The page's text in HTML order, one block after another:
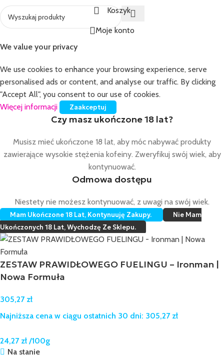
Koszyk
Moje konto
We value your privacy
We use cookies to enhance your browsing experience, serve
personalised ads or content, and analyse our traffic. By clicking
"Accept All", you consent to our use of cookies.
Więcej informacji
Zaakceptuj
Czy masz ukończone 18 lat?
Musisz mieć ukończone 18 lat, aby móc nabywać produkty
zawierające wysokie stężenia kofeiny. Zweryfikuj swój wiek, aby
kontynuować.
Odmowa dostępu
Niestety nie możesz kontynuować, z uwagi na swój wiek.
Mam Ukończone 18 Lat, Kontynuuję Zakupy.
Nie Mam
Ukończonych 18 Lat, Wychodzę Ze Sklepu.
ZESTAW PRAWIDŁOWEGO FUELINGU – Ironman |
Nowa Formuła
305,27 zł
Najniższa cena w ciągu ostatnich 30 dni: 305,27 zł
24,27 zł /100g
Na stanie